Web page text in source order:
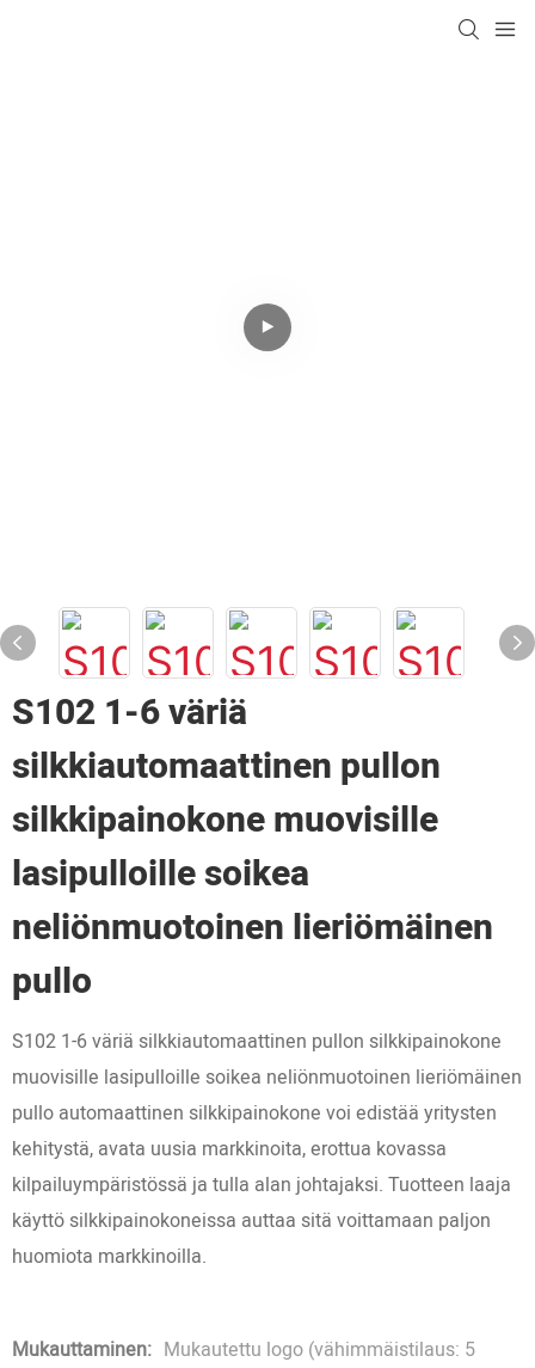
S102 1-6 väriä
silkkiautomaattinen pullon
silkkipainokone muovisille
lasipulloille soikea
neliönmuotoinen lieriömäinen
pullo
S102 1-6 väriä silkkiautomaattinen pullon silkkipainokone
muovisille lasipulloille soikea neliönmuotoinen lieriömäinen
pullo automaattinen silkkipainokone voi edistää yritysten
kehitystä, avata uusia markkinoita, erottua kovassa
kilpailuympäristössä ja tulla alan johtajaksi. Tuotteen laaja
käyttö silkkipainokoneissa auttaa sitä voittamaan paljon
huomiota markkinoilla.
Mukauttaminen: Mukautettu logo (vähimmäistilaus: 5